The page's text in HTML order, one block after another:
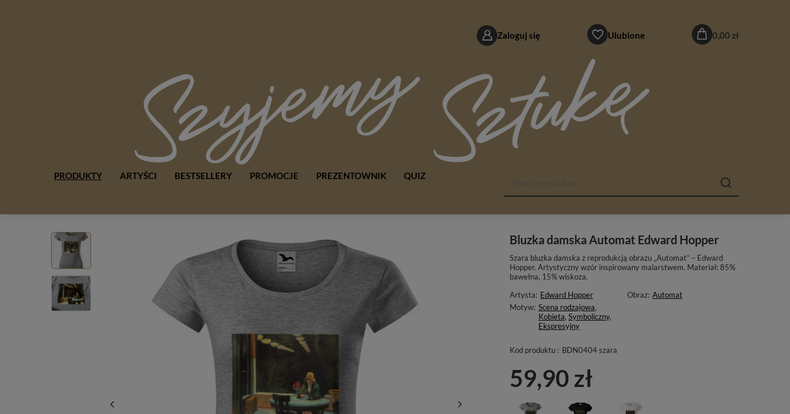
Zaloguj się Ulubione 0,00 zł
PRODUKTY ARTYŚCI BESTSELLERY PROMOCJE PREZENTOWNIK QUIZ
Bluzka damska Automat Edward Hopper
Szara bluzka damska z reprodukcją obrazu „Automat” – Edward
Hopper. Artystyczny wzór inspirowany malarstwem. Materiał: 85%
bawełna, 15% wiskoza.
Artysta: Edward Hopper Obraz: Automat
Motyw: Scena rodzajowa,
Kobieta,Symboliczny,
Ekspresyjny
Kod produktu : BDN0404 szara
59,90 zł